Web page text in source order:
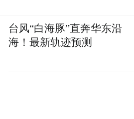
台风“白海豚”直奔华东沿
海！最新轨迹预测